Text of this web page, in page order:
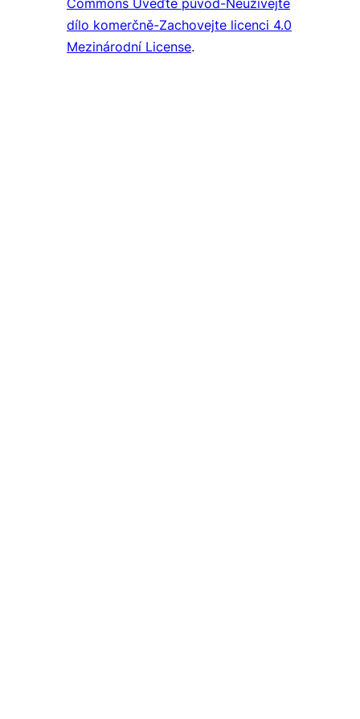
dílo komerčně-Zachovejte licenci 4.0
Mezinárodní License.